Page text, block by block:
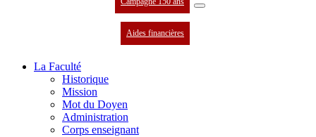
Aides financières
La Faculté
Historique
Mission
Mot du Doyen
Administration
Corps enseignant